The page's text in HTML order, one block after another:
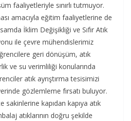
faaliyetleriyle sınırlı tutmuyor.
amacıyla eğitim faaliyetlerine de
İklim Değişikliği ve Sıfır Atık
ile çevre mühendislerimiz
geri dönüşüm, atık
ve su verimliliği konularında
atık ayrıştırma tesisimizi
gözlemleme fırsatı buluyor.
sakinlerine kapıdan kapıya atık
atıklarının doğru şekilde